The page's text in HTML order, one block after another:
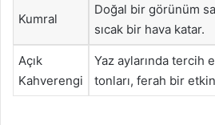
Kumral
Doğal bir görünüm
sıcak bir hava katar.
Açık
Kahverengi
Yaz aylarında tercih
tonları, ferah bir